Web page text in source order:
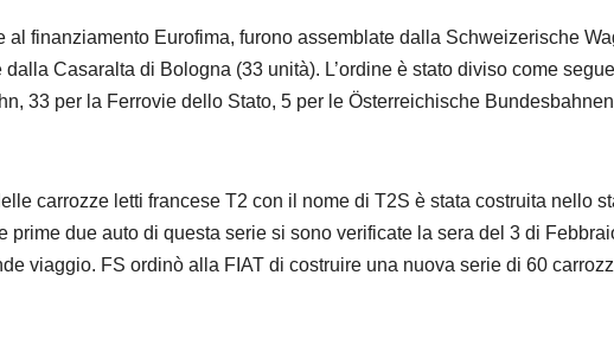
al finanziamento Eurofima, furono assemblate dalla Schweizerische
Casaralta di Bologna (33 unità). L’ordine è stato diviso come
33 per la Ferrovie dello Stato, 5 per le Österreichische
carrozze letti francese T2 con il nome di T2S è stata costruita nello
prime due auto di questa serie si sono verificate la sera del 3 di
viaggio. FS ordinò alla FIAT di costruire una nuova serie di 60